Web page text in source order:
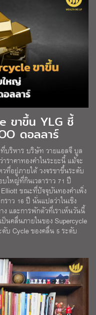
ขาขึ้น YLG ชี้
ดอลลาร์
บริหาร บริษัท วายแอลจี บูล
าราคาทองคำในระยะนี้ แม้จะ
ที่อยู่ภายใต้ วงจรขาขึ้นระดับ
บใหญ่ที่กินเวลาราว 71 ปี
ขณะที่ปัจจุบันทองคำเพิ่ง
ราว 16 ปี นั่นแปลว่าในเชิง
ง และการพักตัวที่เราเห็นวันนี้
นคลื่นภายในของ Supercycle
บ Cycle ของคลื่น 5 ระดับ